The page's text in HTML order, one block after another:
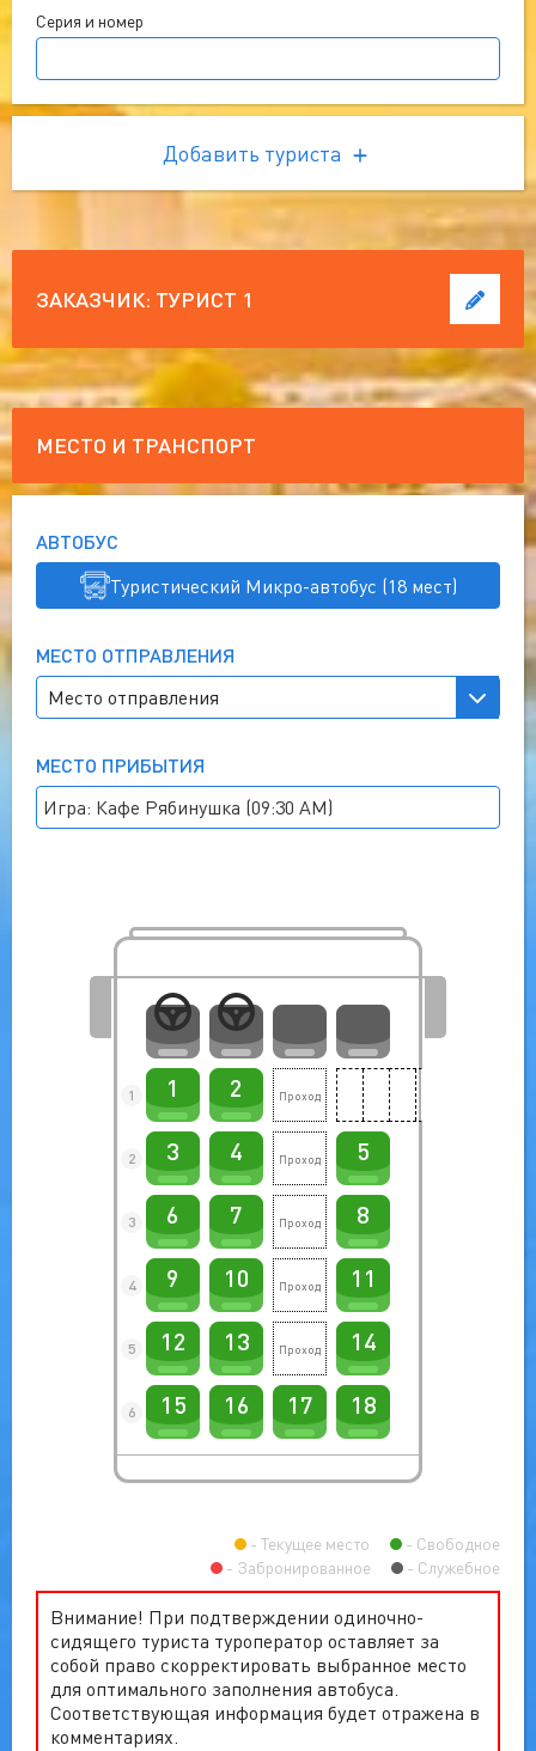
Серия и номер
Добавить туриста
ЗАКАЗЧИК: ТУРИСТ 1
МЕСТО И ТРАНСПОРТ
АВТОБУС
Туристический Микро-автобус (18 мест)
МЕСТО ОТПРАВЛЕНИЯ
МЕСТО ПРИБЫТИЯ
Игра: Кафе Рябинушка (09:30 AM)
1 1 2
2 3 4 5
3 6 7 8
4 9 10 11
5 12 13 14
6 15 16 17 18
Текущее место
Свободное
Забронированное
Служебное
Внимание! При подтверждении одиночно-
сидящего туриста туроператор оставляет за
собой право скорректировать выбранное место
для оптимального заполнения автобуса.
Соответствующая информация будет отражена в
комментариях.